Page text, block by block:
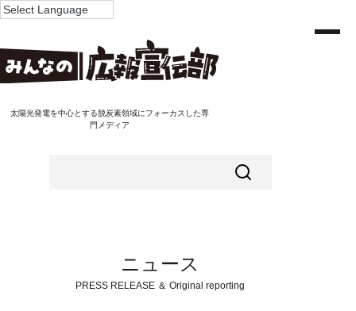
太陽光発電を中心とする脱炭素領域にフォーカスした専
門メディア
ニュース
PRESS RELEASE ＆ Original reporting